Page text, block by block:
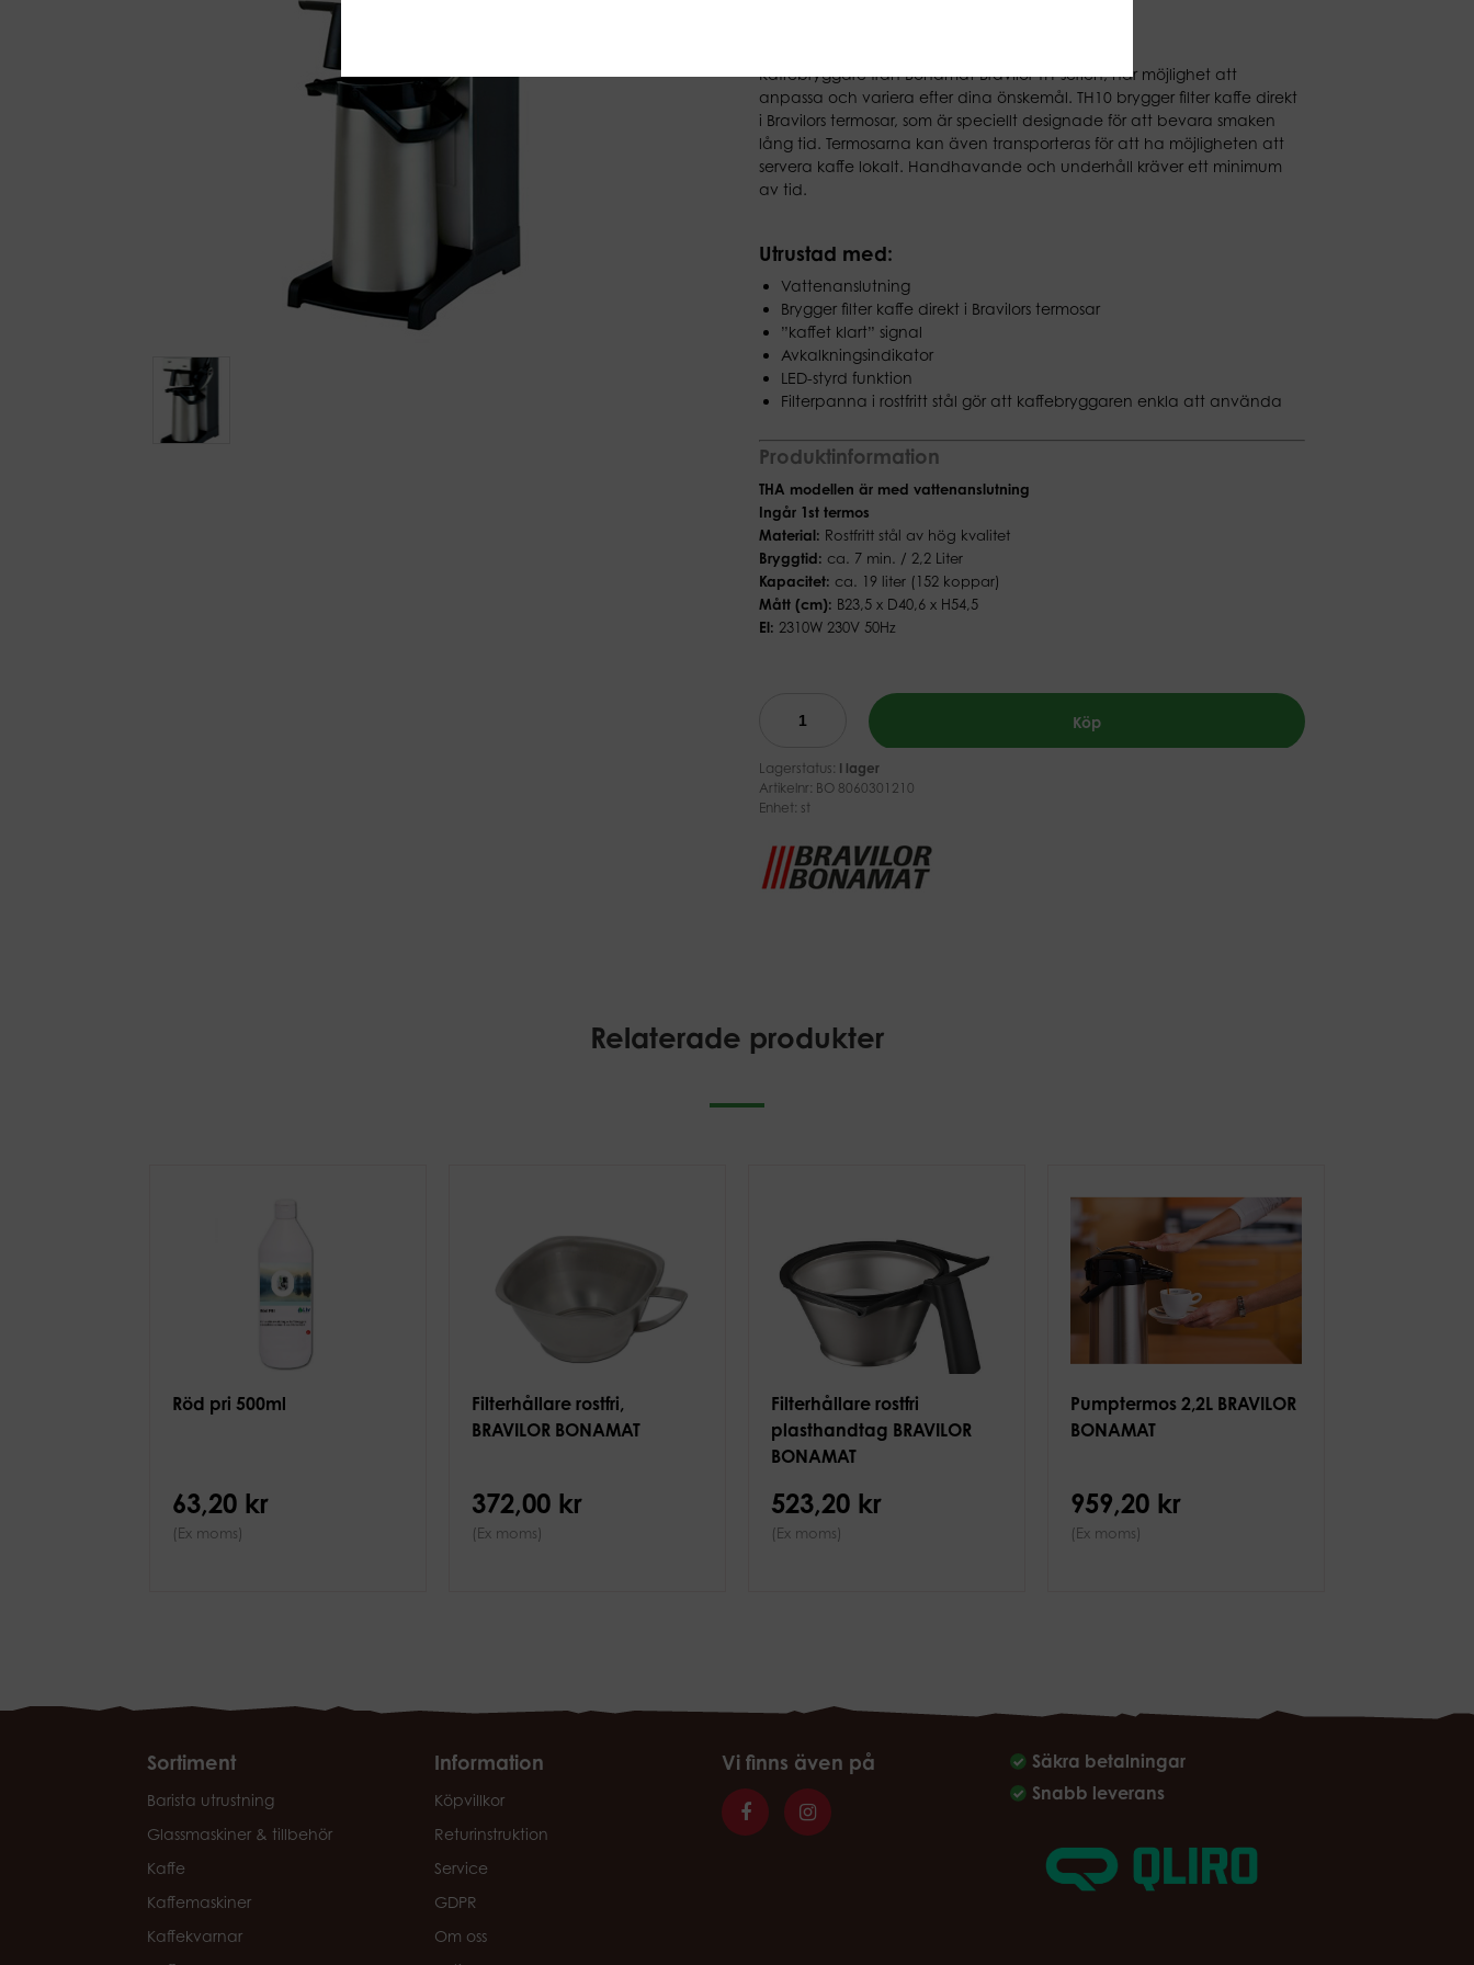
Kaffebryggare från Bonamat Bravilor TH-serien, har möjlighet att
anpassa och variera efter dina önskemål. TH10 brygger filter kaffe direkt
i Bravilors termosar, som är speciellt designade för att bevara smaken
lång tid. Termosarna kan även transporteras för att ha möjligheten att
servera kaffe lokalt. Handhavande och underhåll kräver ett minimum
av tid.
Utrustad med:
Vattenanslutning
Brygger filter kaffe direkt i Bravilors termosar
”kaffet klart” signal
Avkalkningsindikator
LED-styrd funktion
Filterpanna i rostfritt stål gör att kaffebryggaren enkla att använda
Produktinformation
THA modellen är med vattenanslutning
Ingår 1st termos
Material: Rostfritt stål av hög kvalitet
Bryggtid: ca. 7 min. / 2,2 Liter
Kapacitet: ca. 19 liter (152 koppar)
Mått (cm): B23,5 x D40,6 x H54,5
El: 2310W 230V 50Hz
Köp
Lagerstatus: I lager
Artikelnr: BO 8060301210
Enhet: st
Relaterade produkter
Röd pri 500ml
63,20 kr
(Ex moms)
Filterhållare rostfri,
BRAVILOR BONAMAT
372,00 kr
(Ex moms)
Filterhållare rostfri
plasthandtag BRAVILOR
BONAMAT
523,20 kr
(Ex moms)
Pumptermos 2,2L BRAVILOR
BONAMAT
959,20 kr
(Ex moms)
Sortiment
Barista utrustning
Glassmaskiner & tillbehör
Kaffe
Kaffemaskiner
Kaffekvarnar
Information
Köpvillkor
Returinstruktion
Service
GDPR
Om oss
Vi finns även på
Säkra betalningar
Snabb leverans